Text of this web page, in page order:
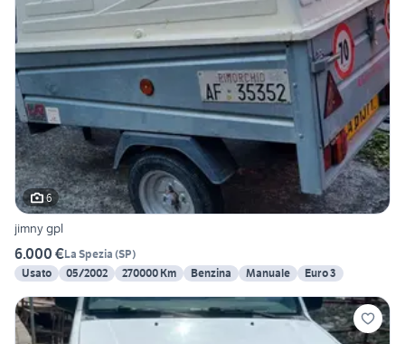
6
jimny gpl
6.000 €La Spezia (SP)
Usato
05/2002 270000 Km Benzina Manuale Euro 3